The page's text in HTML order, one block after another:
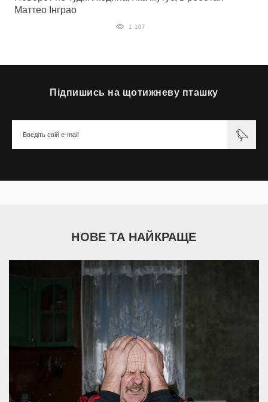
Маттео Інграо
1 107
Підпишись на щотижневу пташку
НОВЕ ТА НАЙКРАЩЕ